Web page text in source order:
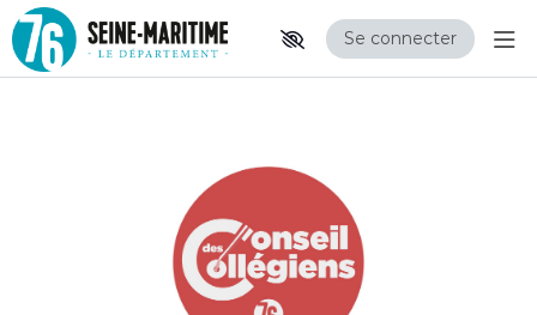
Se connecter